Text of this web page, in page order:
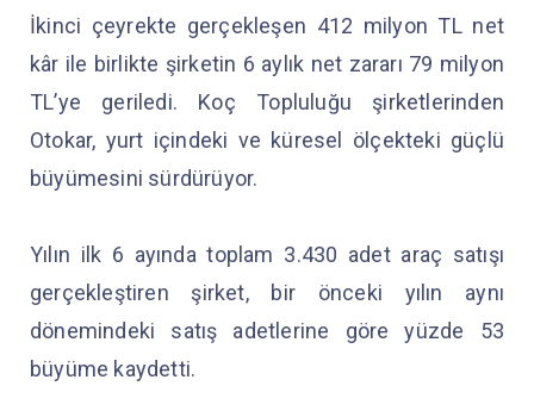
İkinci çeyrekte gerçekleşen 412 milyon TL net
kâr ile birlikte şirketin 6 aylık net zararı 79 milyon
TL’ye geriledi. Koç Topluluğu şirketlerinden
Otokar, yurt içindeki ve küresel ölçekteki güçlü
büyümesini sürdürüyor.
Yılın ilk 6 ayında toplam 3.430 adet araç satışı
gerçekleştiren şirket, bir önceki yılın aynı
dönemindeki satış adetlerine göre yüzde 53
büyüme kaydetti.